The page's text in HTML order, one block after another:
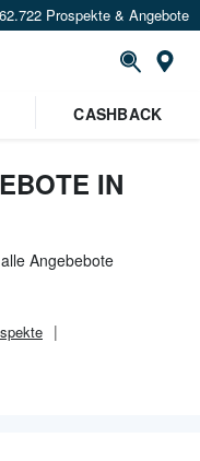
Prospekte & Angebote
CASHBACK
IN
Angebebote